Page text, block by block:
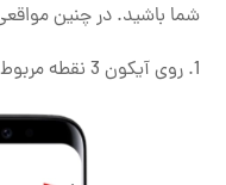
شما باشید. در چنین
روی آیکون 3 نقطه مربوط به پست کلیک کنید.